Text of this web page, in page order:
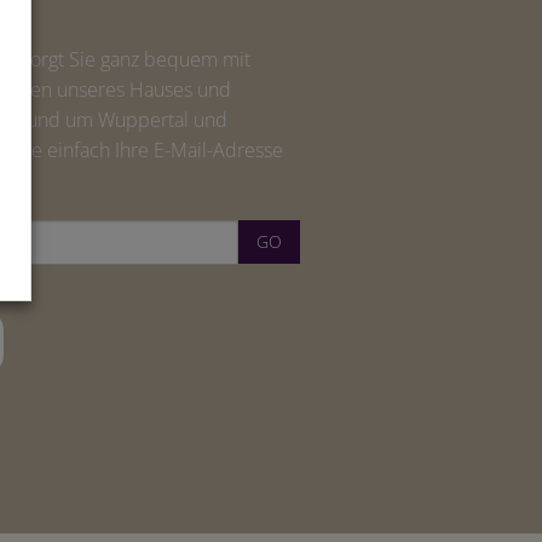
Sie ganz bequem mit
unseres Hauses und
rund um Wuppertal und
Sie einfach Ihre E-Mail-Adresse